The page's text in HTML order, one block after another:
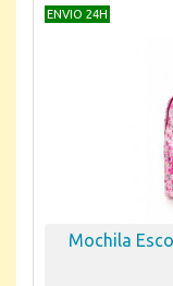
ENVIO 24H
Mochila